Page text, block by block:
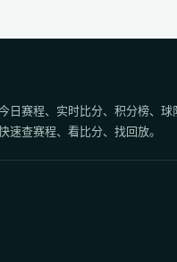
日赛程、实时比分、积分榜、
速查赛程、看比分、找回放。